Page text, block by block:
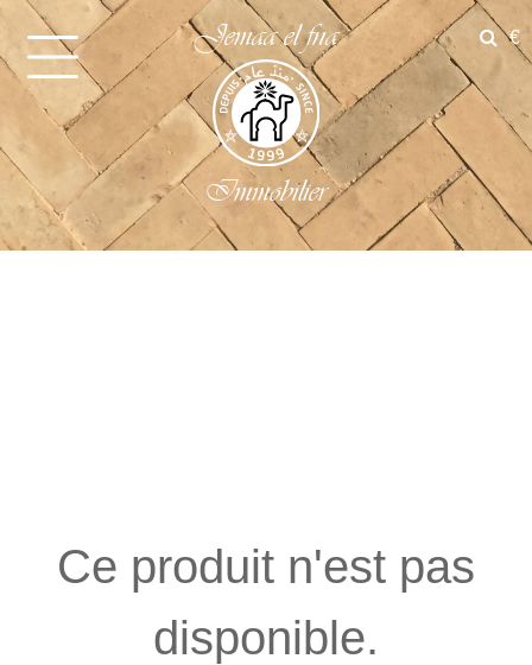
Jemaa el fna
Immobilier
€
Ce produit n'est pas
disponible.